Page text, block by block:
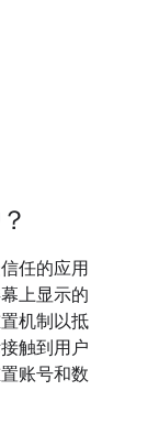
任的应用
上显示的
机制以抵
触到用户
账号和数